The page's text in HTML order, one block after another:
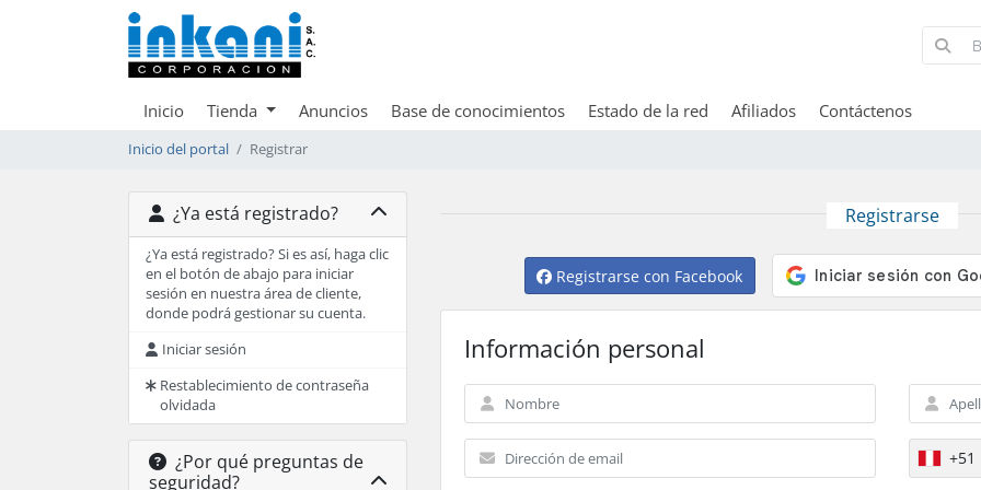
Inicio Tienda Anuncios Base de conocimientos Estado de la red Afiliados Contáctenos
Inicio del portal Registrar
¿Ya está registrado?
¿Ya está registrado? Si es así, haga clic
en el botón de abajo para iniciar
sesión en nuestra área de cliente,
donde podrá gestionar su cuenta.
Iniciar sesión
Restablecimiento de contraseña
olvidada
¿Por qué preguntas de
seguridad?
Registrarse
Registrarse con Facebook
Información personal
+51